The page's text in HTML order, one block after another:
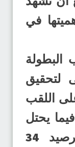
في
البطولة
لتحقيق
اللقب
يحتل
الخليج المركز الثاني برصيد 34